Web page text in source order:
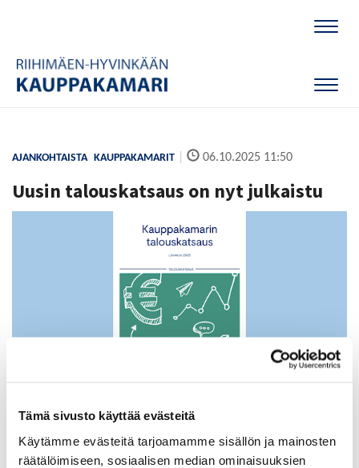
Tämä sivusto käyttää evästeitä
Käytämme evästeitä tarjoamamme sisällön ja mainosten
räätälöimiseen, sosiaalisen median ominaisuuksien
AJANKOHTAISTA KAUPPAKAMARIT 06.10.2025 11:50
Uusin talouskatsaus on nyt julkaistu
Kauppakamareiden talouskatsaus 3/2025 on
luettavissa.
Yritysten arviot suhdannetilanteesta ovat synkistyneet